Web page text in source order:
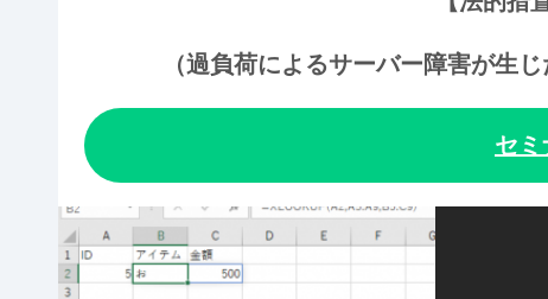
（過負荷によるサーバー障害が生
セミ